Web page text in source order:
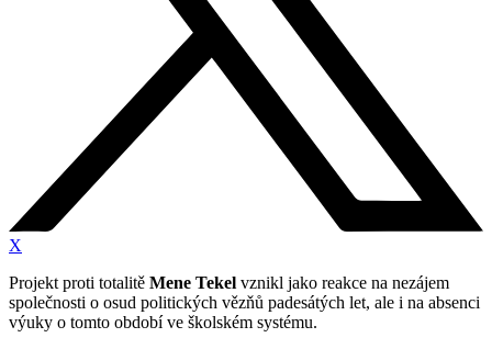
X
Projekt proti totalitě Mene Tekel vznikl jako reakce na nezájem
společnosti o osud politických vězňů padesátých let, ale i na absenci
výuky o tomto období ve školském systému.